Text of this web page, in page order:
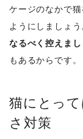
ケージのなかで
ようにしましょう
なるべく控えまし
もあるからです。
猫にとっ
さ対策